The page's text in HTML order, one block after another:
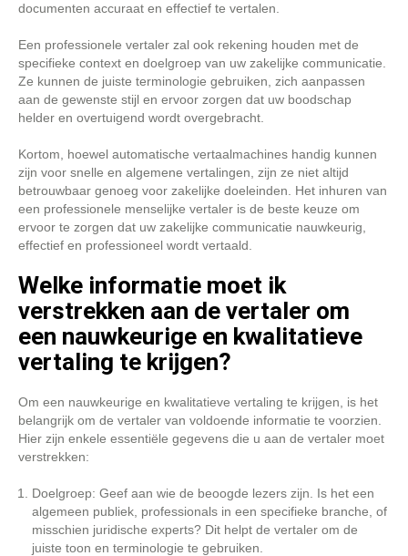
documenten accuraat en effectief te vertalen.
Een professionele vertaler zal ook rekening houden met de
specifieke context en doelgroep van uw zakelijke communicatie.
Ze kunnen de juiste terminologie gebruiken, zich aanpassen
aan de gewenste stijl en ervoor zorgen dat uw boodschap
helder en overtuigend wordt overgebracht.
Kortom, hoewel automatische vertaalmachines handig kunnen
zijn voor snelle en algemene vertalingen, zijn ze niet altijd
betrouwbaar genoeg voor zakelijke doeleinden. Het inhuren van
een professionele menselijke vertaler is de beste keuze om
ervoor te zorgen dat uw zakelijke communicatie nauwkeurig,
effectief en professioneel wordt vertaald.
Welke informatie moet ik
verstrekken aan de vertaler om
een nauwkeurige en kwalitatieve
vertaling te krijgen?
Om een nauwkeurige en kwalitatieve vertaling te krijgen, is het
belangrijk om de vertaler van voldoende informatie te voorzien.
Hier zijn enkele essentiële gegevens die u aan de vertaler moet
verstrekken:
Doelgroep: Geef aan wie de beoogde lezers zijn. Is het een
algemeen publiek, professionals in een specifieke branche, of
misschien juridische experts? Dit helpt de vertaler om de
juiste toon en terminologie te gebruiken.